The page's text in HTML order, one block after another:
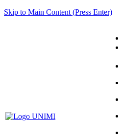
Skip to Main Content (Press Enter)